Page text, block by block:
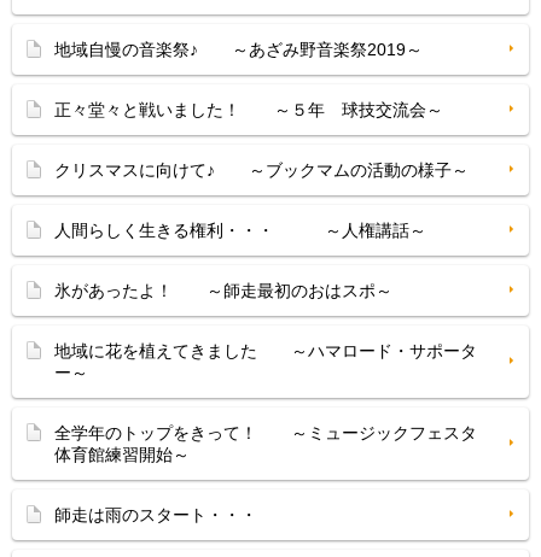
地域自慢の音楽祭♪ ～あざみ野音楽祭2019～
正々堂々と戦いました！ ～５年 球技交流会～
クリスマスに向けて♪ ～ブックマムの活動の様子～
人間らしく生きる権利・・・ ～人権講話～
氷があったよ！ ～師走最初のおはスポ～
地域に花を植えてきました ～ハマロード・サポータ
ー～
全学年のトップをきって！ ～ミュージックフェスタ
体育館練習開始～
師走は雨のスタート・・・